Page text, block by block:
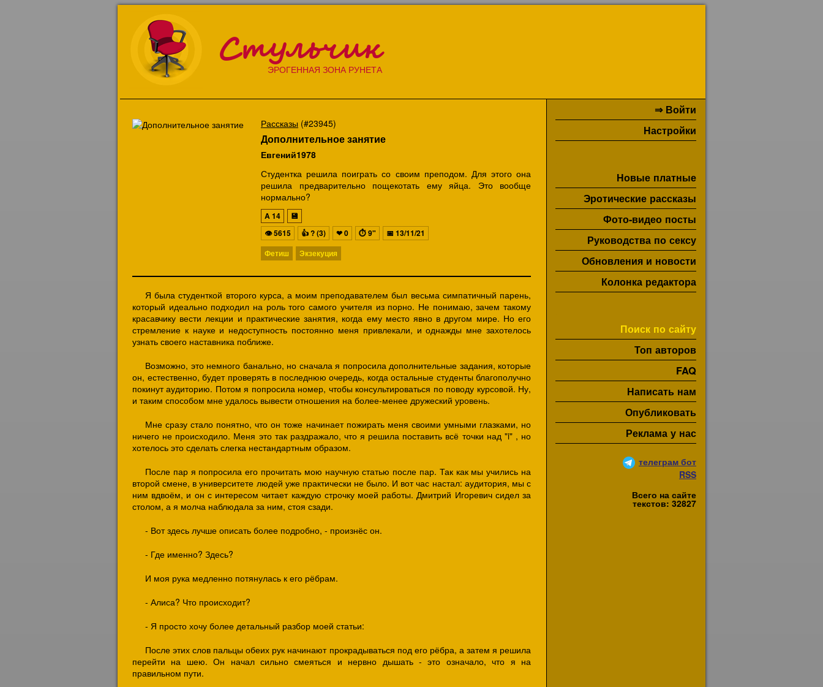
Стульчик
ЭРОГЕННАЯ ЗОНА РУНЕТА
⇒ Войти
Настройки
Новые платные
Эротические рассказы
Фото-видео посты
Руководства по сексу
Обновления и новости
Колонка редактора
Поиск по сайту
Топ авторов
FAQ
Написать нам
Опубликовать
Реклама у нас
телеграм бот
RSS
Всего на сайте
текстов: 32827
Рассказы (#23945)
Дополнительное занятие
Евгений1978
Студентка решила поиграть со своим преподом. Для этого она
решила предварительно пощекотать ему яйца. Это вообще
нормально?
A14
💾
👁5615 👍? (3) ❤0 ⏱9" 📅 13/11/21
Фетиш
Экзекуция
Я была студенткой второго курса, а моим преподавателем был весьма симпатичный парень,
который идеально подходил на роль того самого учителя из порно. Не понимаю, зачем такому
красавчику вести лекции и практические занятия, когда ему место явно в другом мире. Но его
стремление к науке и недоступность постоянно меня привлекали, и однажды мне захотелось
узнать своего наставника поближе.
Возможно, это немного банально, но сначала я попросила дополнительные задания, которые
он, естественно, будет проверять в последнюю очередь, когда остальные студенты благополучно
покинут аудиторию. Потом я попросила номер, чтобы консультироваться по поводу курсовой. Ну,
и таким способом мне удалось вывести отношения на более-менее дружеский уровень.
Мне сразу стало понятно, что он тоже начинает пожирать меня своими умными глазками, но
ничего не происходило. Меня это так раздражало, что я решила поставить всё точки над "i" , но
хотелось это сделать слегка нестандартным образом.
После пар я попросила его прочитать мою научную статью после пар. Так как мы учились на
второй смене, в университете людей уже практически не было. И вот час настал: аудитория, мы с
ним вдвоём, и он с интересом читает каждую строчку моей работы. Дмитрий Игоревич сидел за
столом, а я молча наблюдала за ним, стоя сзади.
- Вот здесь лучше описать более подробно, - произнёс он.
- Где именно? Здесь?
И моя рука медленно потянулась к его рёбрам.
- Алиса? Что происходит?
- Я просто хочу более детальный разбор моей статьи:
После этих слов пальцы обеих рук начинают прокрадываться под его рёбра, а затем я решила
перейти на шею. Он начал сильно смеяться и нервно дышать - это означало, что я на
правильном пути.